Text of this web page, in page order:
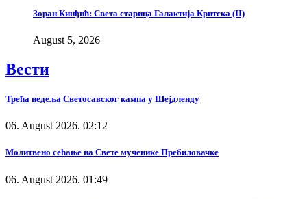
Зоран Кинђић: Света старица Галактија Критска (II)
August 5, 2026
Вести
Трећа недеља Светосавског кампа у Шејдленду
06. August 2026. 02:12
Молитвено сећање на Свете мученике Пребиловачке
06. August 2026. 01:49